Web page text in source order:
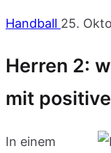
Handball 25.
Herren 2:
mit
In einem